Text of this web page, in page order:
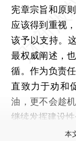
宪章宗旨和原
应该得到重视
该予以支持。
最权威阐述，
循。作为负责
直致力于劝和
油，更不会趁
继续发挥建设性
本